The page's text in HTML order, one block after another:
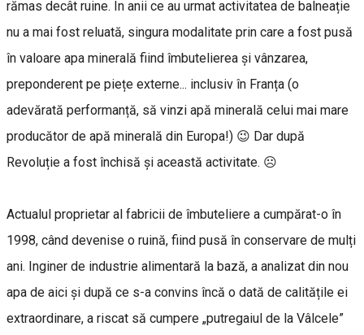
rămas decât ruine. În anii ce au urmat activitatea de balneație
nu a mai fost reluată, singura modalitate prin care a fost pusă
în valoare apa minerală fiind îmbutelierea și vânzarea,
preponderent pe piețe externe... inclusiv în Franța (o
adevărată performanță, să vinzi apă minerală celui mai mare
producător de apă minerală din Europa!) 😉 Dar după
Revoluție a fost închisă și această activitate. ☹
Actualul proprietar al fabricii de îmbuteliere a cumpărat-o în
1998, când devenise o ruină, fiind pusă în conservare de mulți
ani. Inginer de industrie alimentară la bază, a analizat din nou
apa de aici și după ce s-a convins încă o dată de calitățile ei
extraordinare, a riscat să cumpere „putregaiul de la Vâlcele”